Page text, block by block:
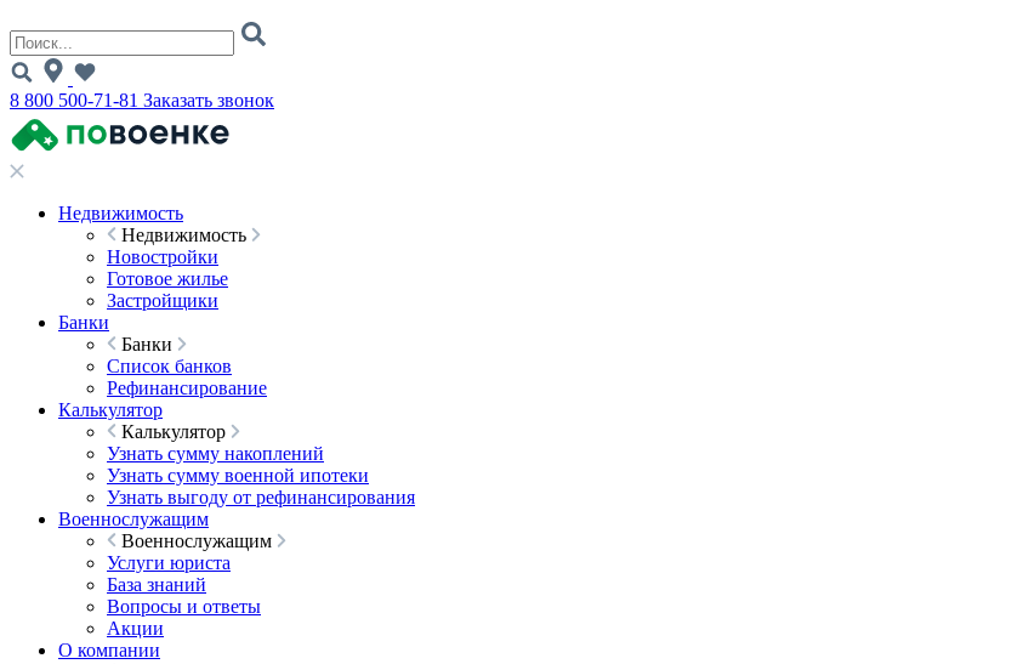
8 800 500-71-81 Заказать звонок
Недвижимость
Недвижимость
Новостройки
Готовое жилье
Застройщики
Банки
Банки
Список банков
Рефинансирование
Калькулятор
Калькулятор
Узнать сумму накоплений
Узнать сумму военной ипотеки
Узнать выгоду от рефинансирования
Военнослужащим
Военнослужащим
Услуги юриста
База знаний
Вопросы и ответы
Акции
О компании